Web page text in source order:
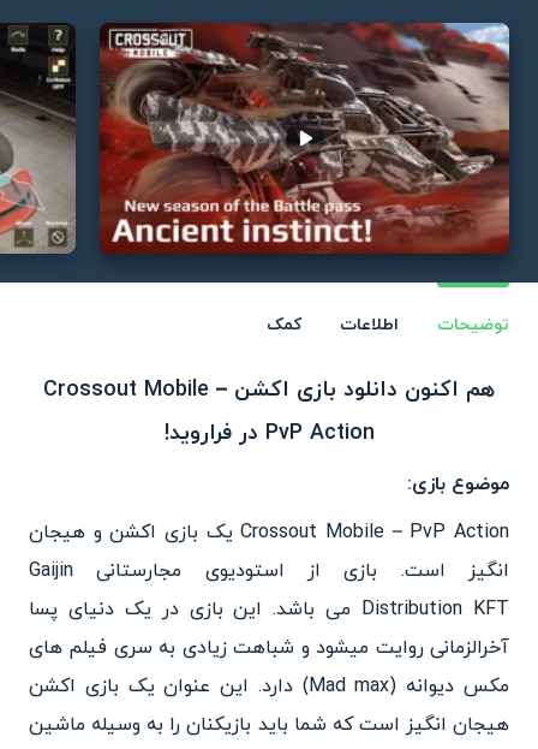
Play video
توضیحات اطلاعات کمک
هم اکنون دانلود بازی اکشن Crossout Mobile –
PvP Action در فراروید!
موضوع بازی:
Crossout Mobile – PvP Action یک بازی اکشن و هیجان
انگیز است. بازی از استودیوی مجارستانی Gaijin
Distribution KFT می باشد. این بازی در یک دنیای پسا
آخرالزمانی روایت میشود و شباهت زیادی به سری فیلم های
مکس دیوانه (Mad max) دارد. این عنوان یک بازی اکشن
هیجان انگیز است که شما باید بازیکنان را به وسیله ماشین